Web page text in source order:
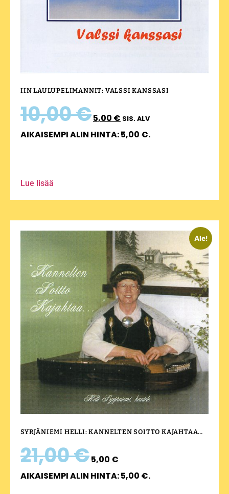
IIN LAULUPELIMANNIT: VALSSI KANSSASI
10,00€5,00 € SIS. ALV
AIKAISEMPI ALIN HINTA:5,00 €.
Lue lisää
Ale!
SYRJÄNIEMI HELLI: KANNELTEN SOITTO KAJAHTAA…
21,00€5,00 €
AIKAISEMPI ALIN HINTA:5,00 €.